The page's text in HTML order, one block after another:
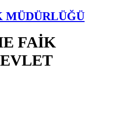
MÜDÜRLÜĞÜ
FAİK